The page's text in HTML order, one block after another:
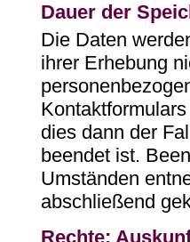
Dauer der
Die Daten
ihrer Erhebung
dies dann der
beendet ist.
Umständen
abschließend
Rechte: